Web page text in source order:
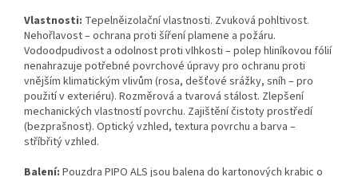
Vlastnosti: Tepelněizolační vlastnosti. Zvuková pohltivost.
Nehořlavost – ochrana proti šíření plamene a požáru.
Vodoodpudivost a odolnost proti vlhkosti – polep hliníkovou fólií
nenahrazuje potřebné povrchové úpravy pro ochranu proti
vnějším klimatickým vlivům (rosa, dešťové srážky, sníh – pro
použití v exteriéru). Rozměrová a tvarová stálost. Zlepšení
mechanických vlastností povrchu. Zajištění čistoty prostředí
(bezprašnost). Optický vzhled, textura povrchu a barva –
stříbřitý vzhled.
Balení: Pouzdra PIPO ALS jsou balena do kartonových krabic o